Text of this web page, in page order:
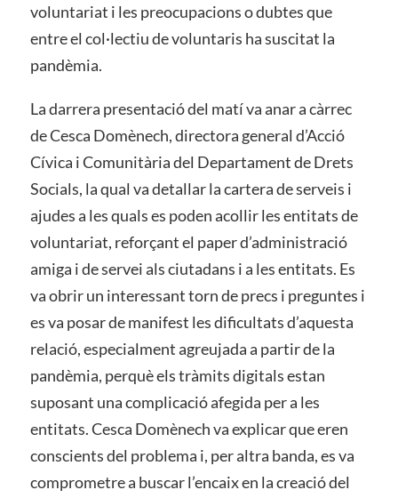
voluntariat i les preocupacions o dubtes que
entre el col·lectiu de voluntaris ha suscitat la
pandèmia.
La darrera presentació del matí va anar a càrrec
de Cesca Domènech, directora general d’Acció
Cívica i Comunitària del Departament de Drets
Socials, la qual va detallar la cartera de serveis i
ajudes a les quals es poden acollir les entitats de
voluntariat, reforçant el paper d’administració
amiga i de servei als ciutadans i a les entitats. Es
va obrir un interessant torn de precs i preguntes i
es va posar de manifest les dificultats d’aquesta
relació, especialment agreujada a partir de la
pandèmia, perquè els tràmits digitals estan
suposant una complicació afegida per a les
entitats. Cesca Domènech va explicar que eren
conscients del problema i, per altra banda, es va
comprometre a buscar l’encaix en la creació del